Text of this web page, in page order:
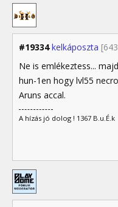
#19334 kelkáposzta
Ne is emlékeztess...
hun-1en hogy lvl55 necro
Aruns accal.
A hízás jó dolog ! 1367 B.u.É.k